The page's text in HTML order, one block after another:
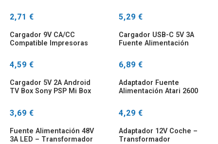
2,71 € 5,29 €
Cargador 9V CA/CC
Compatible Impresoras
4,59 €
Cargador USB-C 5V 3A
Fuente Alimentación
6,89 €
Cargador 5V 2A Android
TV Box Sony PSP Mi Box
3,69 €
Adaptador Fuente
Alimentación Atari 2600
4,29 €
Fuente Alimentación 48V
3A LED – Transformador
Adaptador 12V Coche –
Transformador